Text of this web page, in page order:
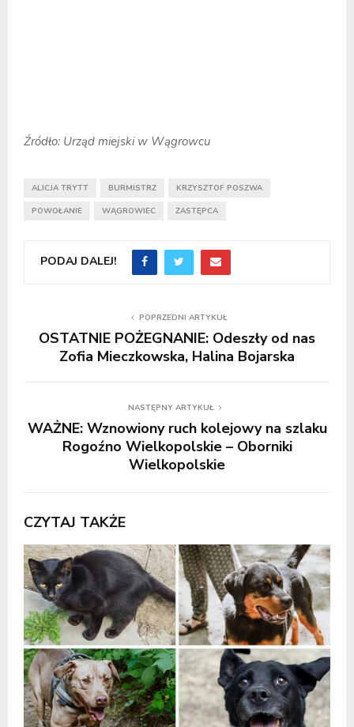
Źródło: Urząd miejski w Wągrowcu
ALICJA TRYTT BURMISTRZ KRZYSZTOF POSZWA
POWOŁANIE WĄGROWIEC ZASTĘPCA
PODAJ DALEJ!
POPRZEDNI ARTYKUŁ
OSTATNIE POŻEGNANIE: Odeszły od nas
Zofia Mieczkowska, Halina Bojarska
NASTĘPNY ARTYKUŁ
WAŻNE: Wznowiony ruch kolejowy na szlaku
Rogoźno Wielkopolskie – Oborniki
Wielkopolskie
CZYTAJ TAKŻE